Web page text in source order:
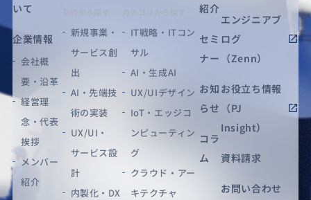
いて
企業情報
会社概
要・沿革
経営理
念・代表
挨拶
メンバー
紹介
新規事業・
サービス創
出
AI・先端技
術の実装
UX/UI・
サービス設
計
内製化・DX
IT戦略・ITコン
サル
AI・生成AI
UX/UIデザイン
IoT・エッジコ
ンピューティン
グ
クラウド・アー
キテクチャ
紹介
セミ
ナー
お知
らせ
コラ
ム
エンジニアブ
ログ
（Zenn）
お役立ち情報
（PJ
Insight）
資料請求
お問い合わせ